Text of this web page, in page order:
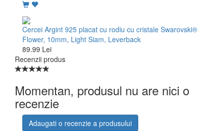
Cercei Argint 925 placat cu rodiu cu cristale Swarovski®
Flower, 10mm, Light Siam, Leverback
89.99 Lei
Recenzii produs
Momentan, produsul nu are nici o
recenzie
Adaugati o recenzie a produsului